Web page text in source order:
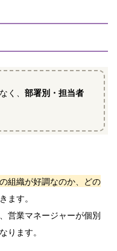
く、 部署別・担当者
組織が好調なのか、どの
ます。
営業マネージャーが個別
ります。